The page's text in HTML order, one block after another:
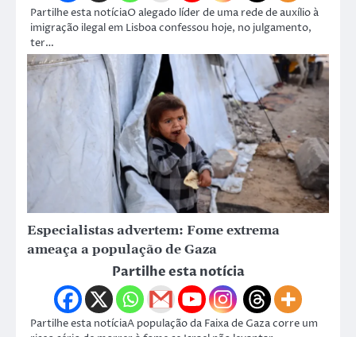
Partilhe esta notíciaO alegado líder de uma rede de auxílio à
imigração ilegal em Lisboa confessou hoje, no julgamento,
ter…
Especialistas advertem: Fome extrema
ameaça a população de Gaza
Partilhe esta notícia
Partilhe esta notíciaA população da Faixa de Gaza corre um